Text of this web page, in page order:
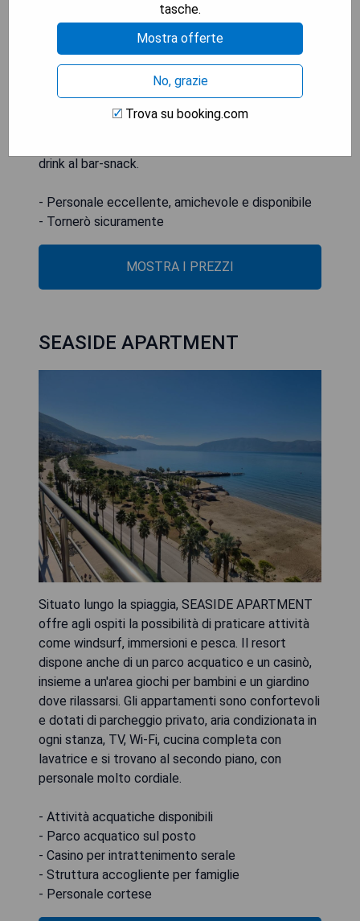
Situtato a Durrës, a meno di 1 km dalla Spiaggia
Shkëmbi i Kavajës, l'Olivia's Hill Resort offre
sistemazioni con piscina all'aperto stagionale,
parcheggio privato gratuito, giardino e terrazza.
Questo hotel 4 stelle dispone di WiFi gratuito,
drink al bar-snack.
- Personale eccellente, amichevole e disponibile
- Tornerò sicuramente
MOSTRA I PREZZI
SEASIDE APARTMENT
Situato lungo la spiaggia, SEASIDE APARTMENT
offre agli ospiti la possibilità di praticare attività
come windsurf, immersioni e pesca. Il resort
dispone anche di un parco acquatico e un casinò,
insieme a un'area giochi per bambini e un giardino
dove rilassarsi. Gli appartamenti sono confortevoli
e dotati di parcheggio privato, aria condizionata in
ogni stanza, TV, Wi-Fi, cucina completa con
lavatrice e si trovano al secondo piano, con
personale molto cordiale.
- Attività acquatiche disponibili
- Parco acquatico sul posto
- Casino per intrattenimento serale
- Struttura accogliente per famiglie
- Personale cortese
tasche.
Mostra offerte
No, grazie
Trova su booking.com